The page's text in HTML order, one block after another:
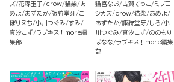
ズ 花森玉子 crow 猫柴 あ
めよ
あずたか 諏狩堂牙 こ
ぽりヌち 小川つぐみ すみ
真汐こず ラブキス！more編
集部
猫宮なお 古賀てっこ ミブヨ
シカズ crow 猫柴 あめよ
あずたか 諏狩堂牙 しろ 小
川つぐみ 真汐こず ののもり
ばなな ラブキス！more編集
部